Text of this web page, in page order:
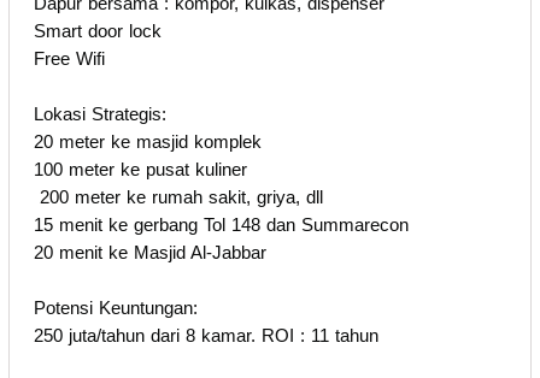
Smart door lock
Free Wifi
Lokasi Strategis:
20 meter ke masjid komplek
100 meter ke pusat kuliner
200 meter ke rumah sakit, griya, dll
15 menit ke gerbang Tol 148 dan Summarecon
20 menit ke Masjid Al-Jabbar
Potensi Keuntungan:
250 juta/tahun dari 8 kamar. ROI : 11 tahun